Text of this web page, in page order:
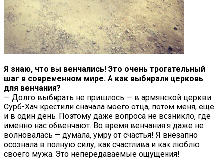
Я знаю, что вы венчались! Это очень трогательный
шаг в современном мире. А как выбирали церковь
для венчания?
— Долго выбирать не пришлось — в армянской церкви
Сурб-Хач крестили сначала моего отца, потом меня, ещё
и в один день. Поэтому даже вопроса не возникло, где
именно нас обвенчают. Во время венчания я даже не
волновалась — думала, умру от счастья! Я внезапно
осознала в полную силу, как счастлива и как люблю
своего мужа. Это непередаваемые ощущения!